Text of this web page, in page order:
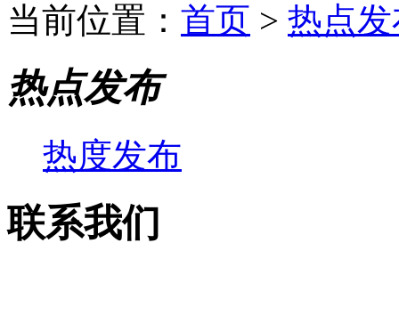
当前位置： 首页 > 热点
热点发布
热度发布
联系我们